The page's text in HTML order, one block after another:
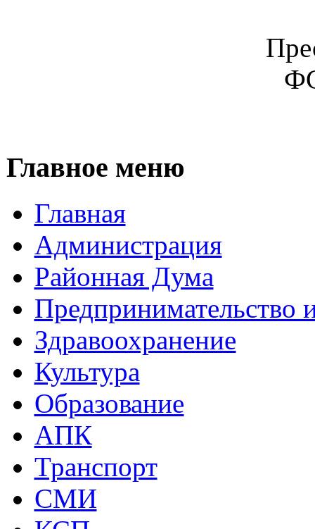
Главное меню
Главная
Администрация
Районная Дума
Предпринимательство
Здравоохранение
Культура
Образование
АПК
Транспорт
СМИ